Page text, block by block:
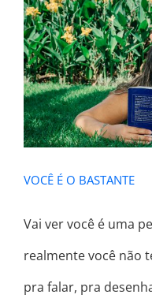
VOCÊ
VOCÊ É O BASTANTE
Vai ver você é uma
realmente você não
pra falar, pra